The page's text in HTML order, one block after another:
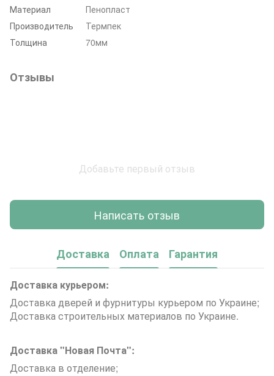
Материал
Пенопласт
Производитель
Термпек
Толщина
70мм
Отзывы
Добавьте первый отзыв
Написать отзыв
Доставка Оплата Гарантия
Доставка курьером:
Доставка дверей и фурнитуры курьером по Украине;
Доставка строительных материалов по Украине.
Доставка "Новая Почта":
Доставка в отделение;